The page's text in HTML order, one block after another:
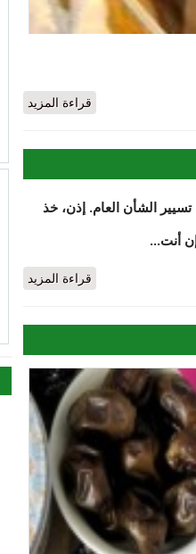
قراءة المزيد
الشأن العام. إذن، خذ
أنت...
قراءة المزيد